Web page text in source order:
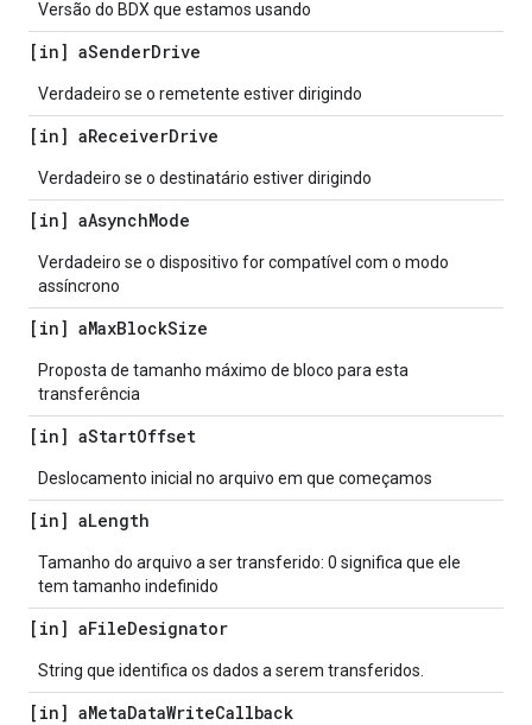
Versão do BDX que estamos usando
[in] aSenderDrive
Verdadeiro se o remetente estiver dirigindo
[in] aReceiverDrive
Verdadeiro se o destinatário estiver dirigindo
[in] aAsynchMode
Verdadeiro se o dispositivo for compatível com o modo
assíncrono
[in] aMaxBlockSize
Proposta de tamanho máximo de bloco para esta
transferência
[in] aStartOffset
Deslocamento inicial no arquivo em que começamos
[in] aLength
Tamanho do arquivo a ser transferido: 0 significa que ele
tem tamanho indefinido
[in] aFileDesignator
String que identifica os dados a serem transferidos.
[in] aMetaDataWriteCallback